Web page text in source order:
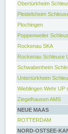
Obertürkheim
Pleidelsheim
Plochingen
Poppenweiler
Rockenau SKA
Rockenau Schleuse
Schwabenheim
Untertürkheim
Wieblingen Wehr UP
Ziegelhausen AMS
NEUE MAAS
ROTTERDAM
NORD-OSTSEE-